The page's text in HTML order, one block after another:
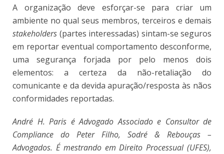
A organização deve esforçar-se para criar um
ambiente no qual seus membros, terceiros e demais
stakeholders (partes interessadas) sintam-se seguros
em reportar eventual comportamento desconforme,
uma segurança forjada por pelo menos dois
elementos: a certeza da não-retaliação do
comunicante e da devida apuração/resposta às nãos
conformidades reportadas.
André H. Paris é Advogado Associado e Consultor de
Compliance do Peter Filho, Sodré & Rebouças –
Advogados. É mestrando em Direito Processual (UFES),